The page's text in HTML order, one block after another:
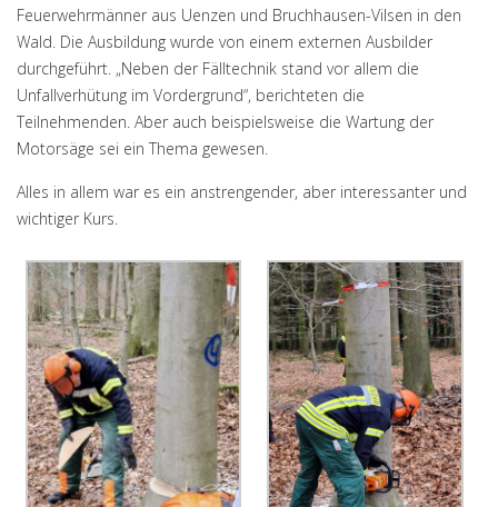
Feuerwehrmänner aus Uenzen und Bruchhausen-Vilsen in den
Wald. Die Ausbildung wurde von einem externen Ausbilder
durchgeführt. „Neben der Fälltechnik stand vor allem die
Unfallverhütung im Vordergrund“, berichteten die
Teilnehmenden. Aber auch beispielsweise die Wartung der
Motorsäge sei ein Thema gewesen.
Alles in allem war es ein anstrengender, aber interessanter und
wichtiger Kurs.